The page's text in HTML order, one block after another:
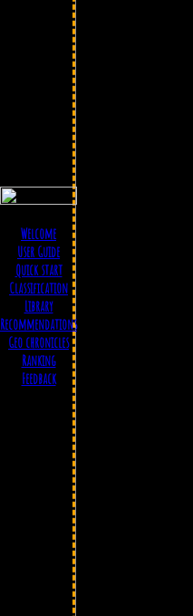
Welcome
User Guide
Quick start
Classification
Library
Recommendations
Geo chronicles
Ranking
Feedback